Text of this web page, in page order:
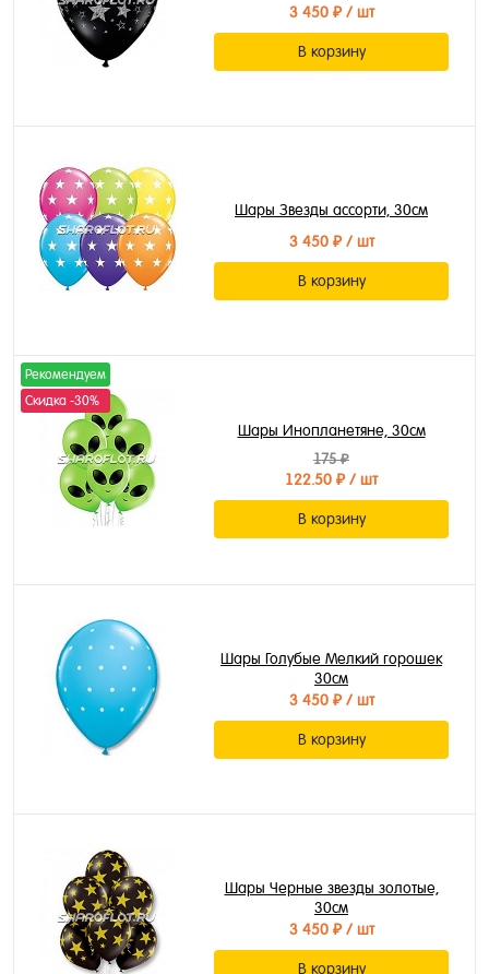
3 450 ₽/ шт
В корзину
Шары Звезды ассорти, 30см
3 450 ₽/ шт
В корзину
Рекомендуем
Скидка -30%
Шары Инопланетяне, 30см
175 ₽
122.50 ₽/ шт
В корзину
Шары Голубые Мелкий горошек
30см
3 450 ₽/ шт
В корзину
Шары Черные звезды золотые,
30см
3 450 ₽/ шт
В корзину